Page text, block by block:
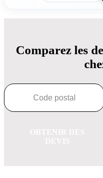
Comparez les